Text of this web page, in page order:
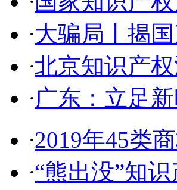
·大骗局丨揭
·北京知识产
·广东：立足
·2019年45类
·“熊出没”知